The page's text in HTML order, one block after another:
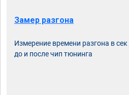
Замер разгона
Измерение времени разгона в
до и после чип тюнинга